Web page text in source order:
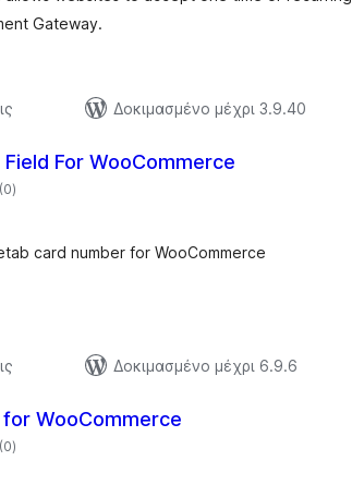
Gateway.
Δοκιμασμένο μέχρι 3.9.40
For WooCommerce
(0αξιολογήσεις
σύνολο
)
card number for WooCommerce
Δοκιμασμένο μέχρι 6.9.6
for WooCommerce
(0αξιολογήσεις
σύνολο
)